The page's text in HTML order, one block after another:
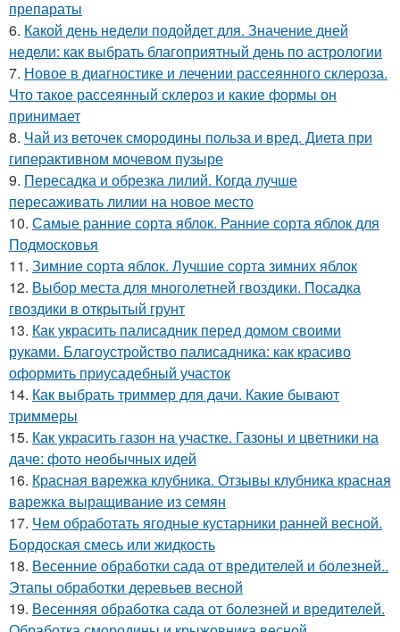
препараты
6. Какой день недели подойдет для. Значение дней
недели: как выбрать благоприятный день по астрологии
7. Новое в диагностике и лечении рассеянного склероза.
Что такое рассеянный склероз и какие формы он
принимает
8. Чай из веточек смородины польза и вред. Диета при
гиперактивном мочевом пузыре
9. Пересадка и обрезка лилий. Когда лучше
пересаживать лилии на новое место
10. Самые ранние сорта яблок. Ранние сорта яблок для
Подмосковья
11. Зимние сорта яблок. Лучшие сорта зимних яблок
12. Выбор места для многолетней гвоздики. Посадка
гвоздики в открытый грунт
13. Как украсить палисадник перед домом своими
руками. Благоустройство палисадника: как красиво
оформить приусадебный участок
14. Как выбрать триммер для дачи. Какие бывают
триммеры
15. Как украсить газон на участке. Газоны и цветники на
даче: фото необычных идей
16. Красная варежка клубника. Отзывы клубника красная
варежка выращивание из семян
17. Чем обработать ягодные кустарники ранней весной.
Бордоская смесь или жидкость
18. Весенние обработки сада от вредителей и болезней..
Этапы обработки деревьев весной
19. Весенняя обработка сада от болезней и вредителей.